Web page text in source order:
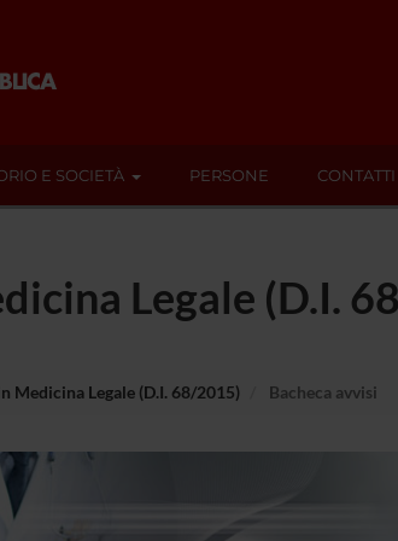
E SOCIETÀ PERSONE CONTATTI
Legale (D.I.
Medicina Legale (D.I. 68/2015) Bacheca avvisi